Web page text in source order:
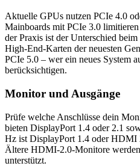
Aktuelle GPUs nutzen PCIe 4.0
Mainboards mit PCIe 3.0
der Praxis ist der Unterschied
High-End-Karten der neuesten
PCIe 5.0 – wer ein neues System
berücksichtigen.
Monitor und Ausgänge
Prüfe welche Anschlüsse dein
bieten DisplayPort 1.4 oder 2.1
Hz ist DisplayPort 1.4 oder HDMI
Ältere HDMI-2.0-Monitore
unterstützt.